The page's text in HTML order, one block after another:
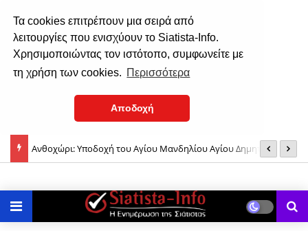
Τα cookies επιτρέπουν μια σειρά από
λειτουργίες που ενισχύουν το Siatista-Info.
Χρησιμοποιώντας τον ιστότοπο, συμφωνείτε με
τη χρήση των cookies. Περισσότερα
Αποδοχή
Ανθοχώρι: Υποδοχή του Αγίου Μανδηλίου Αγίου Δημητρίου &